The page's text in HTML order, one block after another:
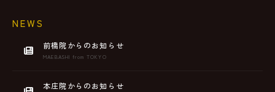
NEWS
前橋院からのお知らせ
MAEBASHI from TOKYO
本庄院からのお知らせ